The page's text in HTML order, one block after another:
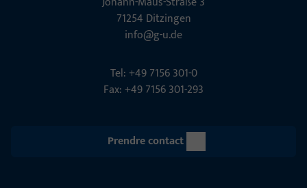
71254 Ditzingen
info@g-u.de
Tel: +49 7156 301-0
Fax: +49 7156 301-293
Prendre contact